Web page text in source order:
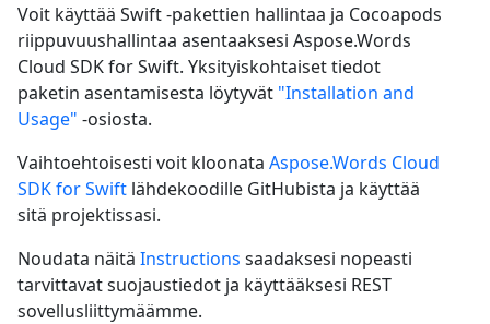
Voit käyttää Swift -pakettien hallintaa ja Cocoapods
riippuvuushallintaa asentaaksesi Aspose.Words
Cloud SDK for Swift. Yksityiskohtaiset tiedot
paketin asentamisesta löytyvät "Installation and
Usage" -osiosta.
Vaihtoehtoisesti voit kloonata Aspose.Words Cloud
SDK for Swift lähdekoodille GitHubista ja käyttää
sitä projektissasi.
Noudata näitä Instructions saadaksesi nopeasti
tarvittavat suojaustiedot ja käyttääksesi REST
sovellusliittymäämme.